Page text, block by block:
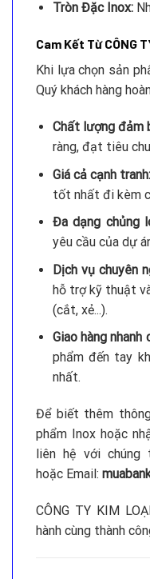
Tròn Đặc Inox:
Cam Kết Từ CÔNG
Khi lựa chọn sản
Quý khách hàng
Chất lượng đảm
ràng, đạt tiêu
Giá cả cạnh tranh:
tốt nhất đi kèm
Đa dạng chủng
yêu cầu của dự
Dịch vụ chuyên
hỗ trợ kỹ thuật
(cắt, xẻ...).
Giao hàng nhanh
phẩm đến tay
nhất.
Để biết thêm
phẩm Inox hoặc
liên hệ với chúng
hoặc Email:
CÔNG TY KIM
hành cùng thành